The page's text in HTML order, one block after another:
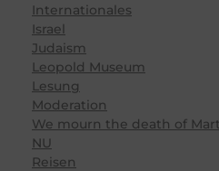
Internationales
Israel
Judaism
Leopold Museum
Lesung
Moderation
We mourn the death of
NU
Reisen